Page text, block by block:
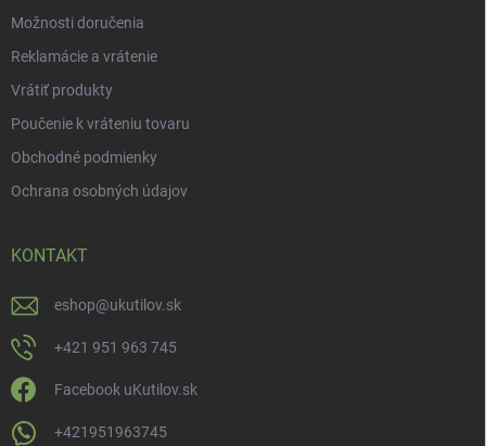
Možnosti doručenia
Reklamácie a vrátenie
Vrátiť produkty
Poučenie k vráteniu tovaru
Obchodné podmienky
Ochrana osobných údajov
KONTAKT
eshop@ukutilov.sk
+421 951 963 745
Facebook uKutilov.sk
+421951963745